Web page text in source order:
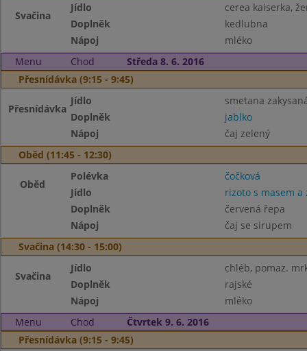
Svačina
Jídlo
cerea kaiserka,
Doplněk
kedlubna
Nápoj
mléko
Menu
Chod
Středa 8. 6. 2016
Přesnídávka (9:15 - 9:45)
Přesnídávka
Jídlo
smetana
Doplněk
jablko
Nápoj
čaj zelený
Oběd (11:45 - 12:30)
Oběd
Polévka
čočková
Jídlo
rizoto s masem a
Doplněk
červená řepa
Nápoj
čaj se sirupem
Svačina (14:30 - 15:00)
Svačina
Jídlo
chléb, pomaz.
Doplněk
rajské
Nápoj
mléko
Menu
Chod
Čtvrtek 9. 6. 2016
Přesnídávka (9:15 - 9:45)